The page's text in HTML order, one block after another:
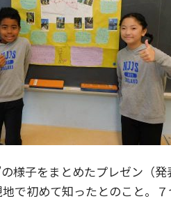
様子をまとめたプレゼン（
で初めて知ったとのこと。